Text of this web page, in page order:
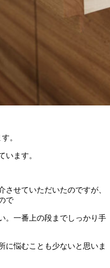
。
います。
させていただいたのですが、
で
。一番上の段までしっかり手
に悩むことも少ないと思いま